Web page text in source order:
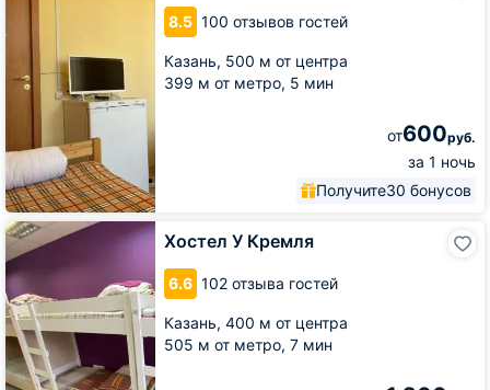
8.5 100 отзывов гостей
Казань, 500 м от центра
399 м от метро, 5 мин
от600руб.
за 1 ночь
Получите30 бонусов
Хостел У Кремля
6.6 102 отзыва гостей
Казань, 400 м от центра
505 м от метро, 7 мин
Хостел
Кремля